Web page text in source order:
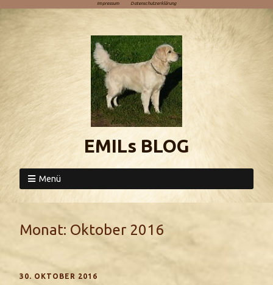
Impressum Datenschutzerklärung
EMILs BLOG
Menü
Monat: Oktober 2016
30. OKTOBER 2016